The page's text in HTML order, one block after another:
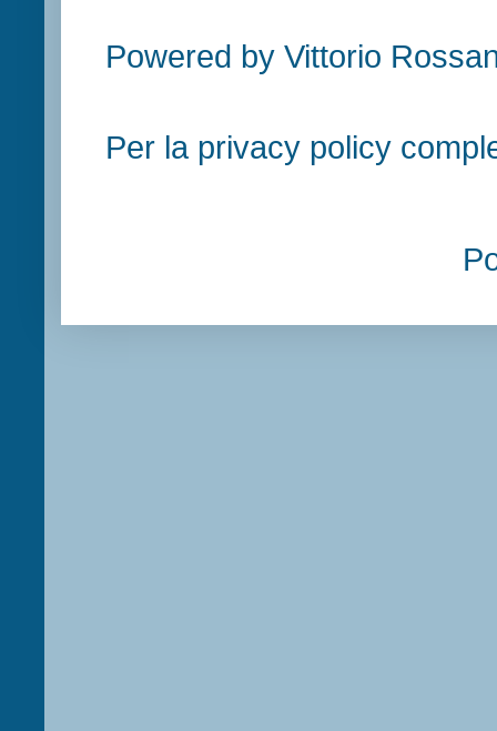
Powered by Vittorio
Per la privacy policy